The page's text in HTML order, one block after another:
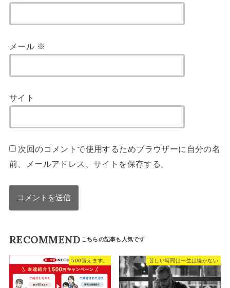
メール ※
サイト
次回のコメントで使用するためブラウザーに自分の名
前、メールアドレス、サイトを保存する。
RECOMMEND
500貰えます。 苦しい時間は一生は続かない